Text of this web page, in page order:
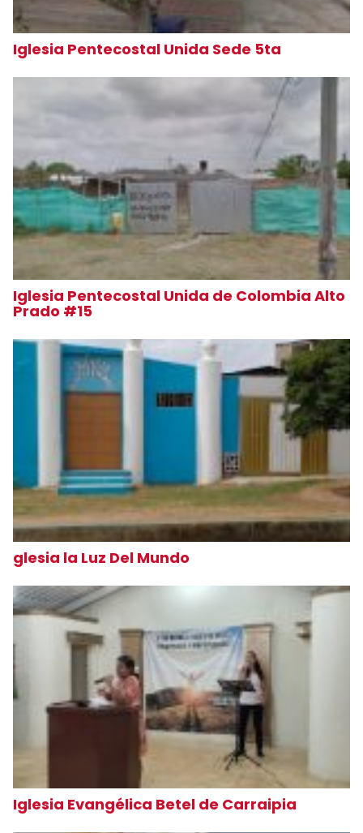
Iglesia Pentecostal Unida Sede 5ta
Iglesia Pentecostal Unida de Colombia Alto
Prado #15
glesia la Luz Del Mundo
Iglesia Evangélica Betel de Carraipia